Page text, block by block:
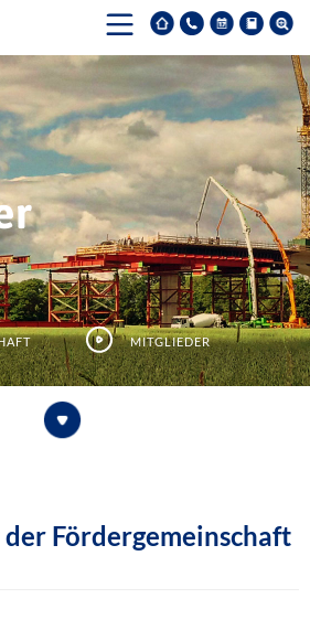
Mitglieder
Fördergemeinschaft